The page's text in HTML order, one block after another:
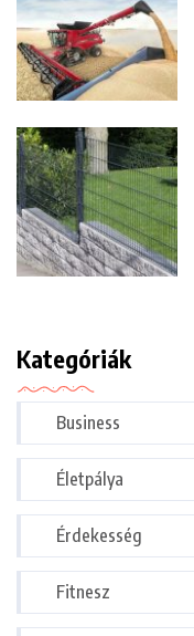
Kategóriák
Business
Életpálya
Érdekesség
Fitnesz